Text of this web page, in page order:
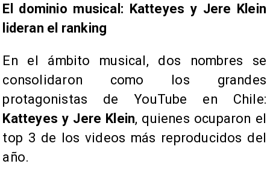
El dominio musical: Katteyes y Jere Klein
lideran el ranking
En el ámbito musical, dos nombres se
consolidaron como los grandes
protagonistas de YouTube en Chile:
Katteyes y Jere Klein, quienes ocuparon el
top 3 de los videos más reproducidos del
año.